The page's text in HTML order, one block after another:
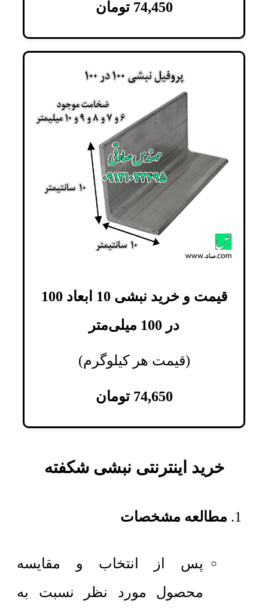
74,450 تومان
قیمت و خرید نبشی 10 ابعاد 100
در 100 میلی‌متر
(قیمت هر کیلوگرم)
74,650 تومان
خرید اینترنتی نبشی شکفته
مطالعه مشخصات
پس از انتخاب و مقایسه
محصول مورد نظر نسبت به